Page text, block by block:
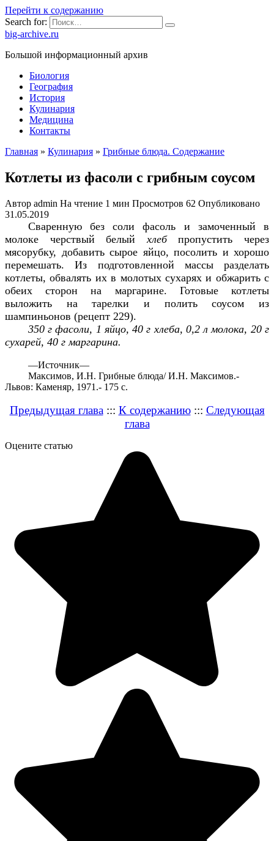
Перейти к содержанию
Search for:
big-archive.ru
Большой информационный архив
Биология
География
История
Кулинария
Медицина
Контакты
Главная » Кулинария » Грибные блюда. Содержание
Котлеты из фасоли с грибным соусом
Автор admin На чтение 1 мин Просмотров 62 Опубликовано
31.05.2019
Сваренную без соли фасоль и замоченный в
молоке черствый белый хлебпропустить через
мясорубку, добавить сырое яйцо, посолить и хорошо
перемешать. Из подготовленной массы разделать
котлеты, обвалять их в молотых сухарях и обжарить с
обеих сторон на маргарине. Готовые котлеты
выложить на тарелки и полить соусом из
шампиньонов (рецепт 229).
350 г фасоли, 1 яйцо, 40 г хлеба, 0,2 л молока, 20 г
сухарей, 40 г маргарина.
—Источник—
Максимов, И.Н. Грибные блюда/ И.Н. Максимов.-
Львов: Каменяр, 1971.- 175 с.
Предыдущая глава::: К содержанию::: Следующая
глава
Оцените статью